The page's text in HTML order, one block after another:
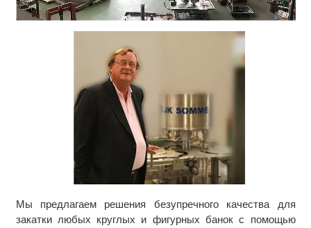
Мы предлагаем решения безупречного качества для
закатки любых круглых и фигурных банок с помощью